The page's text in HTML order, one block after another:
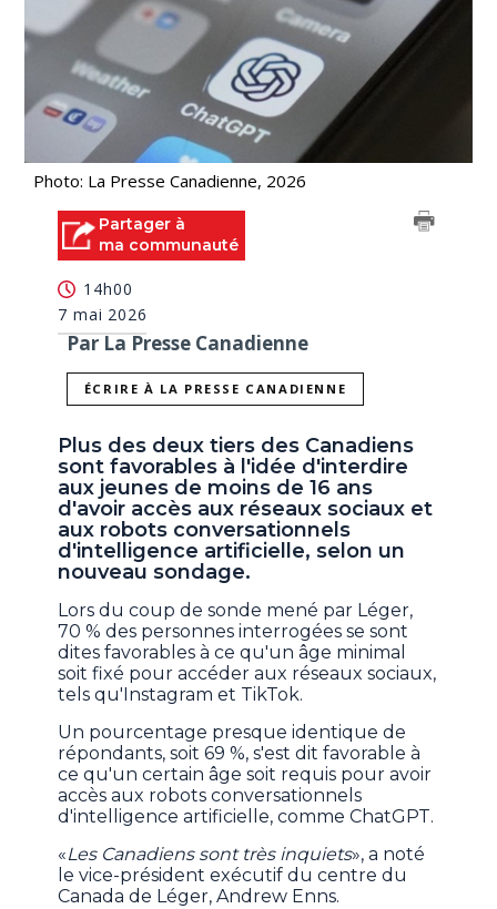
Photo: La Presse Canadienne, 2026
Partager à
ma communauté
14h00
7 mai 2026
Par La Presse Canadienne
ÉCRIRE À LA PRESSE CANADIENNE
Plus des deux tiers des Canadiens
sont favorables à l'idée d'interdire
aux jeunes de moins de 16 ans
d'avoir accès aux réseaux sociaux et
aux robots conversationnels
d'intelligence artificielle, selon un
nouveau sondage.
Lors du coup de sonde mené par Léger,
70 % des personnes interrogées se sont
dites favorables à ce qu'un âge minimal
soit fixé pour accéder aux réseaux sociaux,
tels qu'Instagram et TikTok.
Un pourcentage presque identique de
répondants, soit 69 %, s'est dit favorable à
ce qu'un certain âge soit requis pour avoir
accès aux robots conversationnels
d'intelligence artificielle, comme ChatGPT.
«Les Canadiens sont très inquiets», a noté
le vice-président exécutif du centre du
Canada de Léger, Andrew Enns.